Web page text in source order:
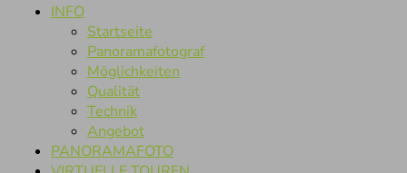
INFO
Startseite
Panoramafotograf
Möglichkeiten
Qualität
Technik
Angebot
PANORAMAFOTO